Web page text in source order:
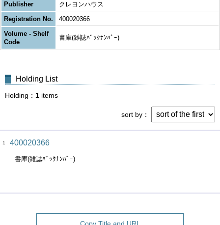
Publisher
クレヨンハウス
Registration No.
400020366
Volume - Shelf
Code
書庫(雑誌ﾊﾞｯｸﾅﾝﾊﾞｰ)
Holding List
Holding 1 items
sort by
1 400020366
書庫(雑誌ﾊﾞｯｸﾅﾝﾊﾞｰ)